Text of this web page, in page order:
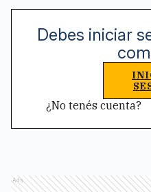
Debes iniciar
¿No tenés cuenta?
Ads